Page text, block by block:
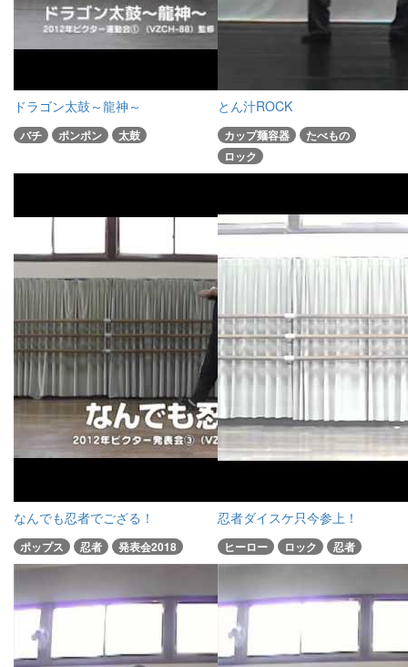
ドラゴン太鼓～龍神～
バチ ポンポン 太鼓
とん汁ROCK
カップ麺容器
たべもの
ロック
なんでも忍者でござる！
ポップス 忍者 発表会2018
忍者ダイスケ只今参上！
ヒーロー ロック 忍者